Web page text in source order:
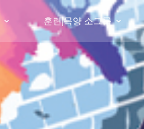
훈련|목양 소그룹